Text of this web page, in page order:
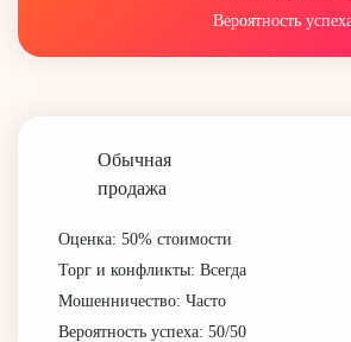
Вероятность
Обычная
продажа
Оценка: 50% стоимости
Торг и конфликты: Всегда
Мошенничество: Часто
Вероятность успеха: 50/50